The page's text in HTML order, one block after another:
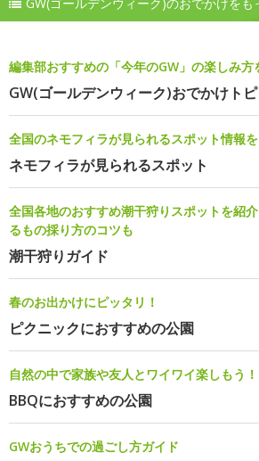
編集部おすすめの「今年のGW」の楽しみ方
GW(ゴールデンウィーク)おでかけト
全国のネモフィラが見られるスポット情報
ネモフィラが見られるスポット
全国各地のおすすめ潮干狩りスポットを紹
るもの採り方のコツも
潮干狩りガイド
春のお出かけにピッタリ！
ピクニックにおすすめの公園
自然の中で家族や友人とワイワイ楽しもう！
BBQにおすすめの公園
GWおうちでの過ごし方ガイド